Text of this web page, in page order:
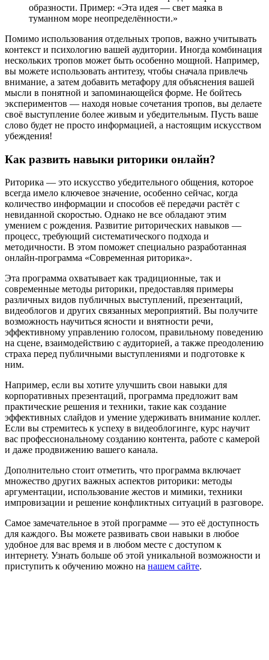
образности. Пример: «Эта идея — свет маяка в
туманном море неопределённости.»
Помимо использования отдельных тропов, важно учитывать
контекст и психологию вашей аудитории. Иногда комбинация
нескольких тропов может быть особенно мощной. Например,
вы можете использовать антитезу, чтобы сначала привлечь
внимание, а затем добавить метафору для объяснения вашей
мысли в понятной и запоминающейся форме. Не бойтесь
экспериментов — находя новые сочетания тропов, вы делаете
своё выступление более живым и убедительным. Пусть ваше
слово будет не просто информацией, а настоящим искусством
убеждения!
Как развить навыки риторики онлайн?
Риторика — это искусство убедительного общения, которое
всегда имело ключевое значение, особенно сейчас, когда
количество информации и способов её передачи растёт с
невиданной скоростью. Однако не все обладают этим
умением с рождения. Развитие риторических навыков —
процесс, требующий систематического подхода и
методичности. В этом поможет специально разработанная
онлайн-программа «Современная риторика».
Эта программа охватывает как традиционные, так и
современные методы риторики, предоставляя примеры
различных видов публичных выступлений, презентаций,
видеоблогов и других связанных мероприятий. Вы получите
возможность научиться ясности и внятности речи,
эффективному управлению голосом, правильному поведению
на сцене, взаимодействию с аудиторией, а также преодолению
страха перед публичными выступлениями и подготовке к
ним.
Например, если вы хотите улучшить свои навыки для
корпоративных презентаций, программа предложит вам
практические решения и техники, такие как создание
эффективных слайдов и умение удерживать внимание коллег.
Если вы стремитесь к успеху в видеоблогинге, курс научит
вас профессиональному созданию контента, работе с камерой
и даже продвижению вашего канала.
Дополнительно стоит отметить, что программа включает
множество других важных аспектов риторики: методы
аргументации, использование жестов и мимики, техники
импровизации и решение конфликтных ситуаций в разговоре.
Самое замечательное в этой программе — это её доступность
для каждого. Вы можете развивать свои навыки в любое
удобное для вас время и в любом месте с доступом к
интернету. Узнать больше об этой уникальной возможности и
приступить к обучению можно на нашем сайте.